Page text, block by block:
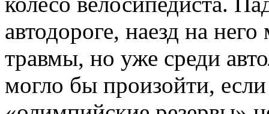
автодороге, наезд на
травмы, но уже среди
могло бы произойти,